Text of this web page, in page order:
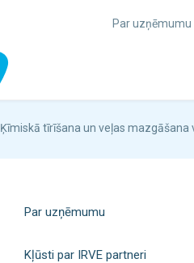
Par uzņēmumu
Ķīmiskā tīrīšana un veļas mazgāšana
Par uzņēmumu
Kļūsti par IRVE partneri